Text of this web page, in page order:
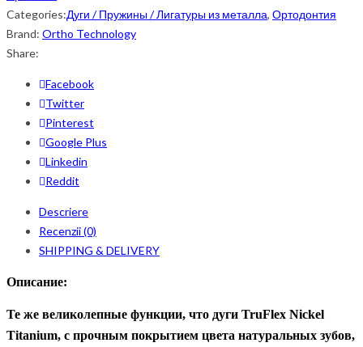
Categories:Дуги / Пружины / Лигатуры из металла, Ортодонтия
Brand: Ortho Technology
Share:
Facebook
Twitter
Pinterest
Google Plus
Linkedin
Reddit
Descriere
Recenzii (0)
SHIPPING & DELIVERY
Описание:
Те же великолепные функции, что дуги TruFlex Nickel
Titanium, с прочным покрытием цвета натуральных зубов,